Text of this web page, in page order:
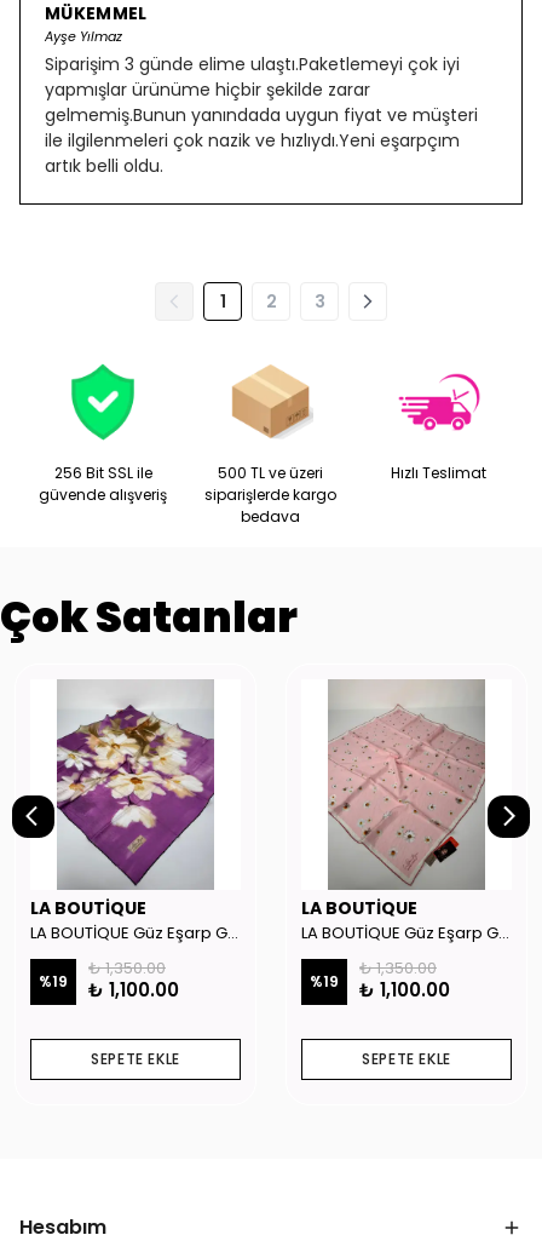
MÜKEMMEL
Ayşe Yılmaz
Siparişim 3 günde elime ulaştı.Paketlemeyi çok iyi
yapmışlar ürünüme hiçbir şekilde zarar
gelmemiş.Bunun yanındada uygun fiyat ve müşteri
ile ilgilenmeleri çok nazik ve hızlıydı.Yeni eşarpçım
artık belli oldu.
1 2 3
256 Bit SSL ile
güvende alışveriş
500 TL ve üzeri
siparişlerde kargo
bedava
Hızlı Teslimat
Çok Satanlar
LA BOUTİQUE
LA BOUTİQUE Güz Eşarp GYSE262908
%19
₺ 1,350.00
₺ 1,100.00
SEPETE EKLE
LA BOUTİQUE
LA BOUTİQUE Güz Eşarp GYSE130804
%19
₺ 1,350.00
₺ 1,100.00
SEPETE EKLE
Hesabım